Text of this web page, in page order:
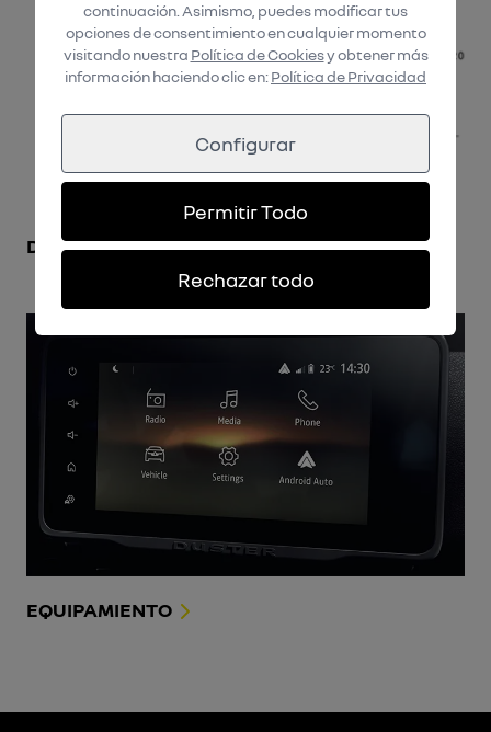
DIMENSIONES
EQUIPAMIENTO
continuación. Asimismo, puedes modificar tus
opciones de consentimiento en cualquier momento
visitando nuestra Política de Cookiesy obtener más
información haciendo clic en:Política de Privacidad
Configurar
Permitir Todo
Rechazar todo